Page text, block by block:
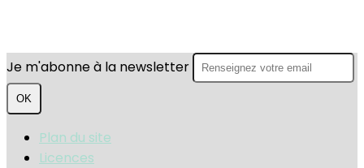
Je m'abonne à la newsletter
OK
Plan du site
Licences